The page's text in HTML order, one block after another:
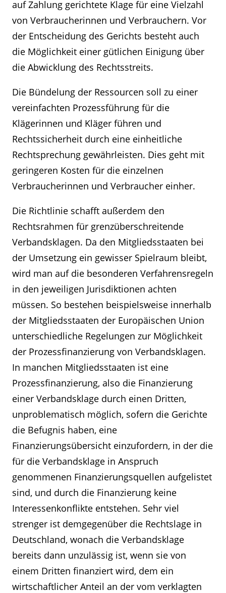
auf Zahlung gerichtete Klage für eine Vielzahl
von Verbraucherinnen und Verbrauchern. Vor
der Entscheidung des Gerichts besteht auch
die Möglichkeit einer gütlichen Einigung über
die Abwicklung des Rechtsstreits.
Die Bündelung der Ressourcen soll zu einer
vereinfachten Prozessführung für die
Klägerinnen und Kläger führen und
Rechtssicherheit durch eine einheitliche
Rechtsprechung gewährleisten. Dies geht mit
geringeren Kosten für die einzelnen
Verbraucherinnen und Verbraucher einher.
Die Richtlinie schafft außerdem den
Rechtsrahmen für grenzüberschreitende
Verbandsklagen. Da den Mitgliedsstaaten bei
der Umsetzung ein gewisser Spielraum bleibt,
wird man auf die besonderen Verfahrensregeln
in den jeweiligen Jurisdiktionen achten
müssen. So bestehen beispielsweise innerhalb
der Mitgliedsstaaten der Europäischen Union
unterschiedliche Regelungen zur Möglichkeit
der Prozessfinanzierung von Verbandsklagen.
In manchen Mitgliedsstaaten ist eine
Prozessfinanzierung, also die Finanzierung
einer Verbandsklage durch einen Dritten,
unproblematisch möglich, sofern die Gerichte
die Befugnis haben, eine
Finanzierungsübersicht einzufordern, in der die
für die Verbandsklage in Anspruch
genommenen Finanzierungsquellen aufgelistet
sind, und durch die Finanzierung keine
Interessenkonflikte entstehen. Sehr viel
strenger ist demgegenüber die Rechtslage in
Deutschland, wonach die Verbandsklage
bereits dann unzulässig ist, wenn sie von
einem Dritten finanziert wird, dem ein
wirtschaftlicher Anteil an der vom verklagten